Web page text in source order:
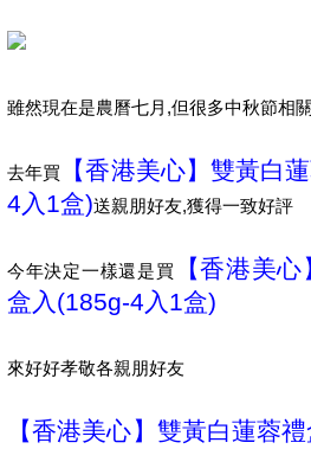
雖然現在是農曆七月,但很多中秋節相
去年買
【香港美心】雙黃白
4入1盒)送親朋好友,獲得一致好評
今年決定一樣還是買
【香港美
盒入(185g-4入1盒)
來好好孝敬各親朋好友
【香港美心】雙黃白蓮蓉